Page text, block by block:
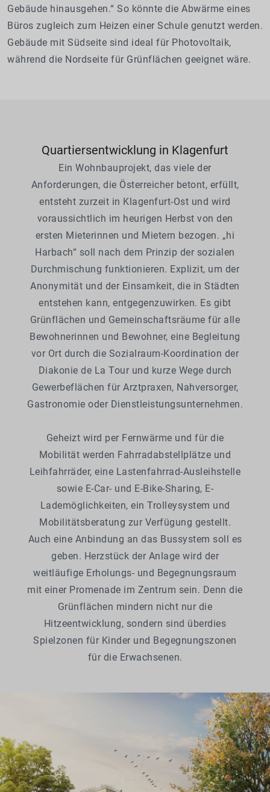
Gebäude hinausgehen.“ So könnte die Abwärme eines
Büros zugleich zum Heizen einer Schule genutzt werden.
Gebäude mit Südseite sind ideal für Photovoltaik,
während die Nordseite für Grünflächen geeignet wäre.
Quartiersentwicklung in Klagenfurt
Ein Wohnbauprojekt, das viele der
Anforderungen, die Österreicher betont, erfüllt,
entsteht zurzeit in Klagenfurt-Ost und wird
voraussichtlich im heurigen Herbst von den
ersten Mieterinnen und Mietern bezogen. „hi
Harbach“ soll nach dem Prinzip der sozialen
Durchmischung funktionieren. Explizit, um der
Anonymität und der Einsamkeit, die in Städten
entstehen kann, entgegenzuwirken. Es gibt
Grünflächen und Gemeinschaftsräume für alle
Bewohnerinnen und Bewohner, eine Begleitung
vor Ort durch die Sozialraum-Koordination der
Diakonie de La Tour und kurze Wege durch
Gewerbeflächen für Arztpraxen, Nahversorger,
Gastronomie oder Dienstleistungsunternehmen.
Geheizt wird per Fernwärme und für die
Mobilität werden Fahrradabstellplätze und
Leihfahrräder, eine Lastenfahrrad-Ausleihstelle
sowie E-Car- und E-Bike-Sharing, E-
Lademöglichkeiten, ein Trolleysystem und
Mobilitätsberatung zur Verfügung gestellt.
Auch eine Anbindung an das Bussystem soll es
geben. Herzstück der Anlage wird der
weitläufige Erholungs- und Begegnungsraum
mit einer Promenade im Zentrum sein. Denn die
Grünflächen mindern nicht nur die
Hitzeentwicklung, sondern sind überdies
Spielzonen für Kinder und Begegnungszonen
für die Erwachsenen.